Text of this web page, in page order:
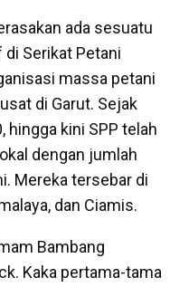
ada sesuatu
di Serikat Petani
massa petani
di Garut. Sejak
hingga kini SPP telah
dengan jumlah
Mereka tersebar di
dan Ciamis.
Bambang
Kaka pertama-tama